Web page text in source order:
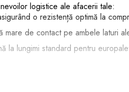
logistice ale afacerii tale:
o rezistență optimă la
de contact pe ambele laturi
la lungimi standard pentru